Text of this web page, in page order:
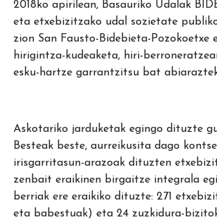
2018ko apirilean, Basauriko Udalak
eta etxebizitzako udal sozietate
zion San Fausto-Bidebieta-Pozokoetxe
hirigintza-kudeaketa, hiri-
esku-hartze garrantzitsu bat
Askotariko jarduketak egingo dituzte
Besteak beste, aurreikusita dago
irisgarritasun-arazoak dituzten
zenbait eraikinen birgaitze integrala
berriak ere eraikiko dituzte: 271
eta babestuak) eta 24 zuzkidura-